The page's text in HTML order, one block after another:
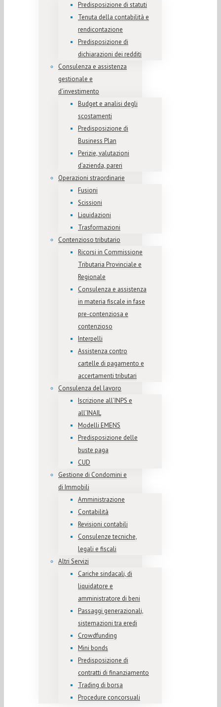
Predisposizione di statuti
Tenuta della contabilità e
rendicontazione
Predisposizione di
dichiarazioni dei redditi
Consulenza e assistenza
gestionale e
d’investimento
Budget e analisi degli
scostamenti
Predisposizione di
Business Plan
Perizie, valutazioni
d’azienda, pareri
Operazioni straordinarie
Fusioni
Scissioni
Liquidazioni
Trasformazioni
Contenzioso tributario
Ricorsi in Commissione
Tributaria Provinciale e
Regionale
Consulenza e assistenza
in materia fiscale in fase
pre-contenziosa e
contenzioso
Interpelli
Assistenza contro
cartelle di pagamento e
accertamenti tributari
Consulenza del lavoro
Iscrizione all’INPS e
all’INAIL
Modelli EMENS
Predisposizione delle
buste paga
CUD
Gestione di Condomini e
di Immobili
Amministrazione
Contabilità
Revisioni contabili
Consulenze tecniche,
legali e fiscali
Altri Servizi
Cariche sindacali, di
liquidatore e
amministratore di beni
Passaggi generazionali,
sistemazioni tra eredi
Crowdfunding
Mini bonds
Predisposizione di
contratti di finanziamento
Trading di borsa
Procedure concorsuali